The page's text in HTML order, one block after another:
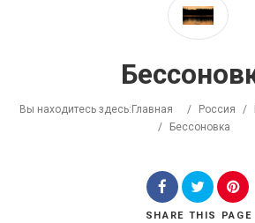
Вы находитесь здесь: Главная / Россия /
/
Бессоновка
SHARE THIS PAGE